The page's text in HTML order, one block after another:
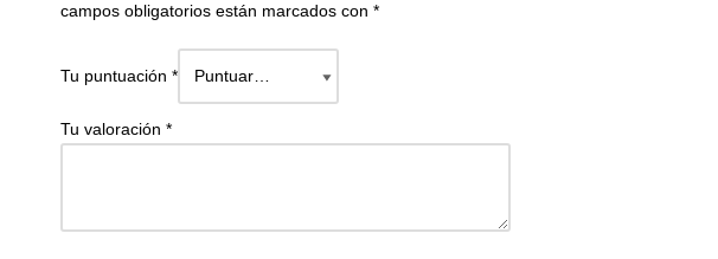
campos obligatorios están marcados con *
Tu puntuación *
Tu valoración *